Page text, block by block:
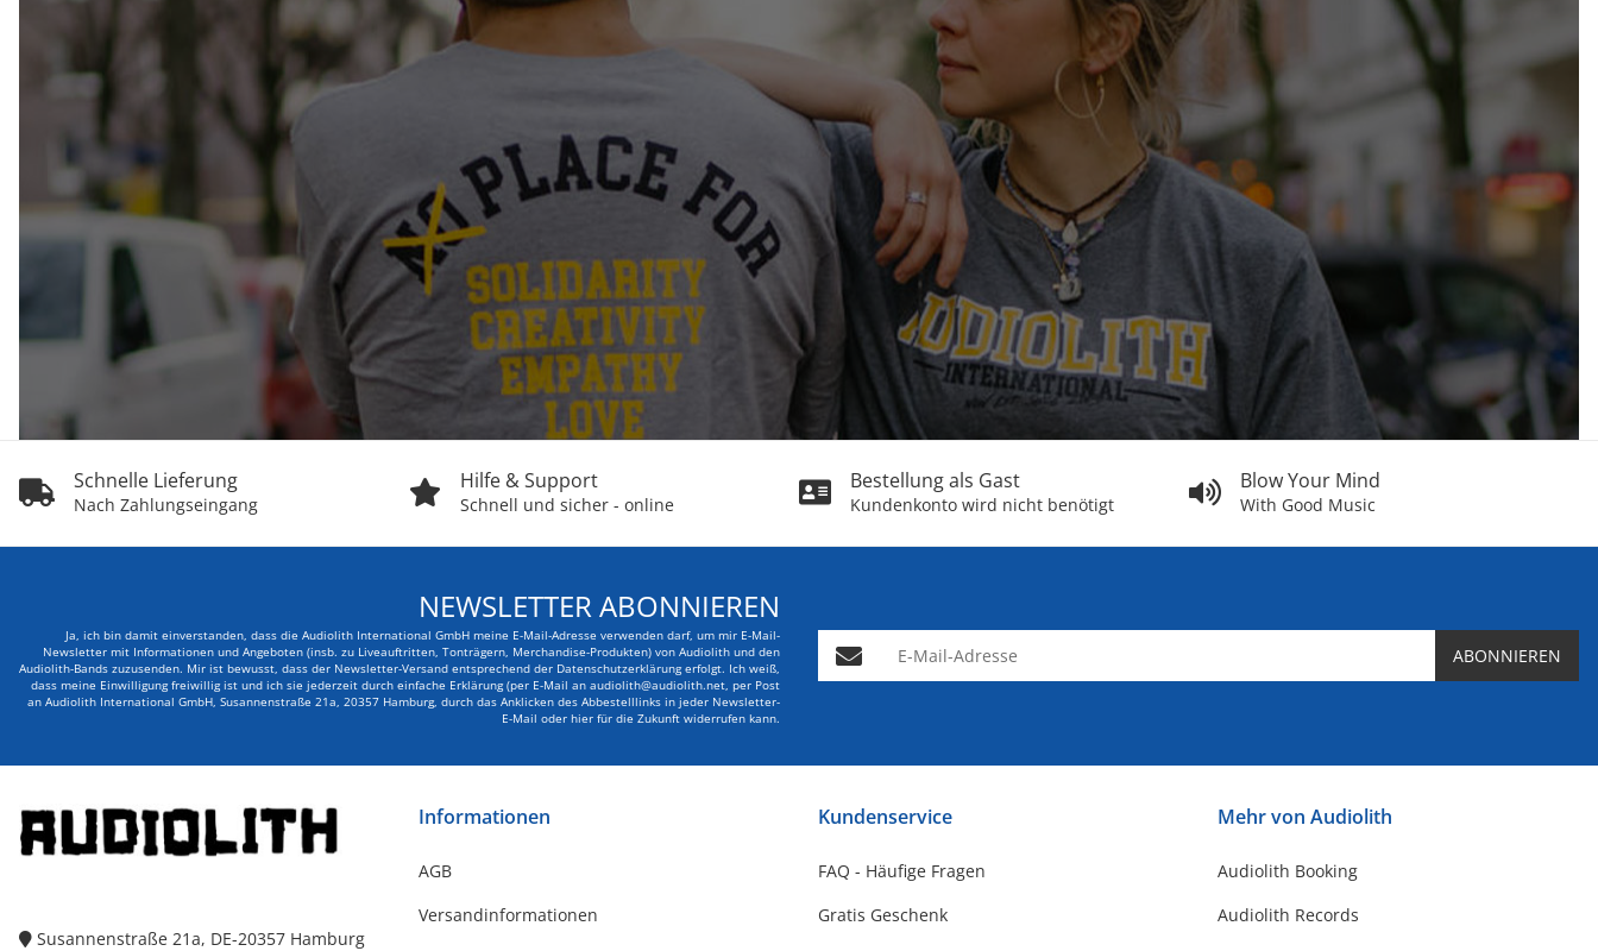
Schnelle Lieferung
Nach Zahlungseingang
Hilfe & Support
Schnell und sicher - online
Bestellung als Gast
Kundenkonto wird nicht benötigt
Blow Your Mind
With Good Music
NEWSLETTER ABONNIEREN
Ja, ich bin damit einverstanden, dass die Audiolith International GmbH meine E-Mail-Adresse verwenden darf, um mir E-Mail-
Newsletter mit Informationen und Angeboten (insb. zu Liveauftritten, Tonträgern, Merchandise-Produkten) von Audiolith und den
Audiolith-Bands zuzusenden. Mir ist bewusst, dass der Newsletter-Versand entsprechend der Datenschutzerklärung erfolgt. Ich weiß,
dass meine Einwilligung freiwillig ist und ich sie jederzeit durch einfache Erklärung (per E-Mail an audiolith@audiolith.net, per Post
an Audiolith International GmbH, Susannenstraße 21a, 20357 Hamburg, durch das Anklicken des Abbestelllinks in jeder Newsletter-
E-Mail oder hier für die Zukunft widerrufen kann.
E-Mail-Adresse ABONNIEREN
Susannenstraße 21a, DE-20357 Hamburg
Informationen
AGB
Versandinformationen
Kundenservice
FAQ - Häufige Fragen
Gratis Geschenk
Mehr von Audiolith
Audiolith Booking
Audiolith Records